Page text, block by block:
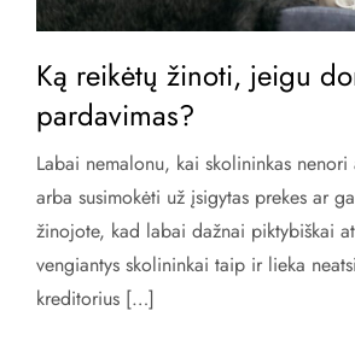
Ką reikėtų žinoti, jeigu
pardavimas?
Labai nemalonu, kai skolininkas
arba susimokėti už įsigytas prekes ar
žinojote, kad labai dažnai piktybiškai
vengiantys skolininkai taip ir lieka
kreditorius […]